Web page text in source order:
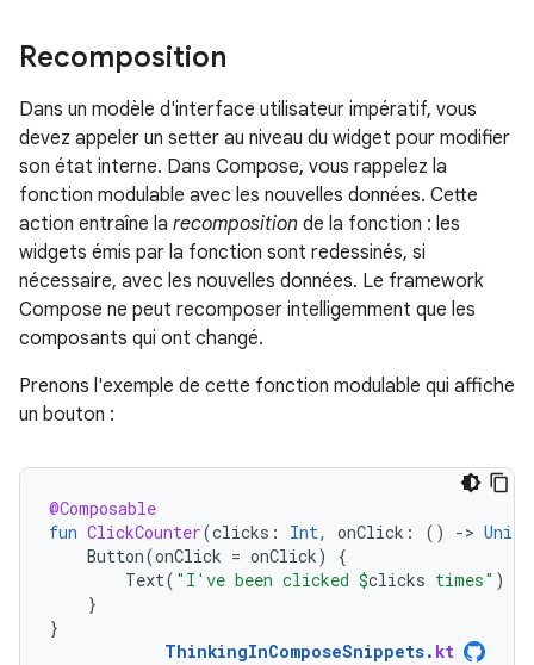
Recomposition
Dans un modèle d'interface utilisateur impératif, vous
devez appeler un setter au niveau du widget pour modifier
son état interne. Dans Compose, vous rappelez la
fonction modulable avec les nouvelles données. Cette
action entraîne la recomposition de la fonction : les
widgets émis par la fonction sont redessinés, si
nécessaire, avec les nouvelles données. Le framework
Compose ne peut recomposer intelligemment que les
composants qui ont changé.
Prenons l'exemple de cette fonction modulable qui affiche
un bouton :
@Composable
fun ClickCounter(clicks : Int, onClick : () -> Unit
Button(onClick = onClick)
{
Text( "I've been clicked $clicks times" )
}
}
ThinkingInComposeSnippets. kt